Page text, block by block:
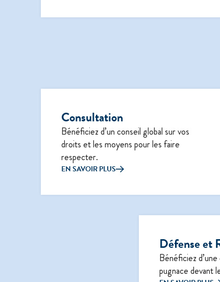
Consultation
Bénéficiez d’un conseil global sur vos
droits et les moyens pour les faire
respecter.
EN SAVOIR PLUS
Défense et
Bénéficiez
pugnace devant